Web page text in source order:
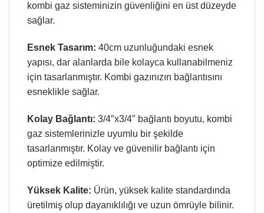
kombi gaz sisteminizin güvenliğini en üst düzeyde
sağlar.
Esnek Tasarım: 40cm uzunluğundaki esnek
yapısı, dar alanlarda bile kolayca kullanabilmeniz
için tasarlanmıştır. Kombi gazınızın bağlantısını
esneklikle sağlar.
Kolay Bağlantı: 3/4″x3/4″ bağlantı boyutu, kombi
gaz sistemlerinizle uyumlu bir şekilde
tasarlanmıştır. Kolay ve güvenilir bağlantı için
optimize edilmiştir.
Yüksek Kalite: Ürün, yüksek kalite standardında
üretilmiş olup dayanıklılığı ve uzun ömrüyle bilinir.